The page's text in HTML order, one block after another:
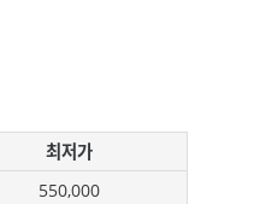
최저가
550,000